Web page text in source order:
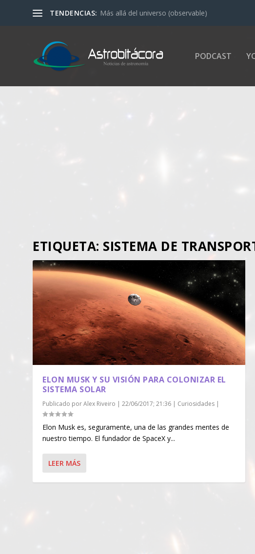
TENDENCIAS: Más allá del universo (observable)
PODCAST
ETIQUETA: SISTEMA DE
ELON MUSK Y SU VISIÓN PARA COLONIZAR EL
SISTEMA SOLAR
Publicado porAlex Riveiro |22/06/2017; 21:36 | Curiosidades |
Elon Musk es, seguramente, una de las grandes mentes de
nuestro tiempo. El fundador de SpaceX y...
LEER MÁS